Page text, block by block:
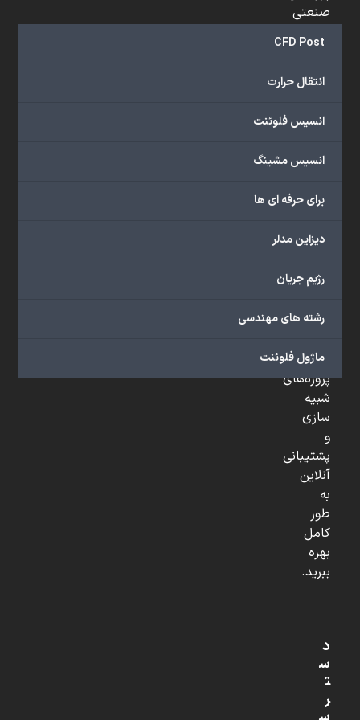
CFD Post
انتقال حرارت
انسیس فلوئنت
انسیس مشینگ
برای حرفه ای ها
دیزاین مدلر
رژیم جریان
رشته های مهندسی
ماژول فلوئنت
صنعتی
...
می‌دهد.
می‌توانید
خدمات
گروه
شامل
آموزشی،
آموزشی،
تخصصی،
پروژه‌های
شبیه
سازی
و
پشتیبانی
آنلاین
به
طور
کامل
بهره
ببرید.
د
س
ت
ر